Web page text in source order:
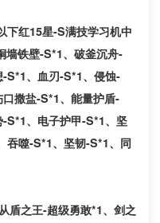
下红15星-S满技学习机中
墙铁壁-S*1、破釜沉舟-
S*1、血刃-S*1、侵蚀-
撒盐-S*1、能量护盾-
S*1、电子护甲-S*1、坚
吞噬-S*1、坚韧-S*1、同
盾之王-超级勇敢*1、剑之